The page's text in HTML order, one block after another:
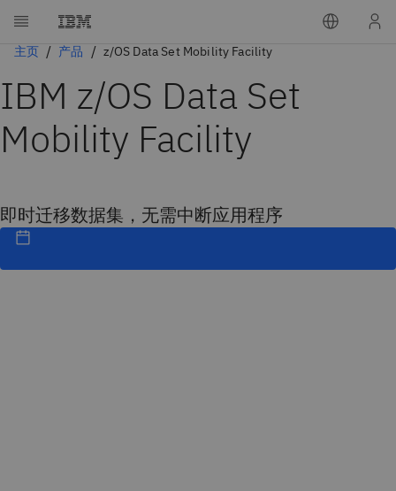
主页 产品 z/OS Data Set Mobility Facility
IBM z/OS Data Set
Mobility Facility
即时迁移数据集，无需中断应用程序